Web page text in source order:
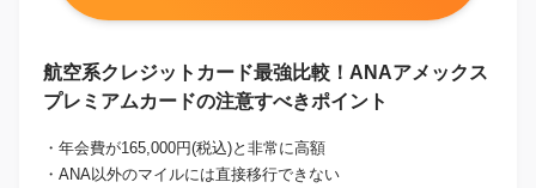
航空系クレジットカード最強比較！ANAアメックス
プレミアムカードの注意すべきポイント
・年会費が165,000円(税込)と非常に高額
・ANA以外のマイルには直接移行できない